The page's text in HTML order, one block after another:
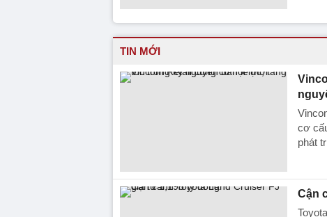
TIN MỚI
cơ
phát
Cận